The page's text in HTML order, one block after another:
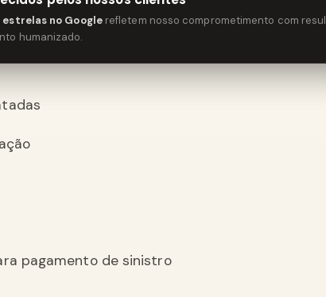
estrelas no Googlerefletem nosso comprometimento com
humanizado.
pagamento de sinistro